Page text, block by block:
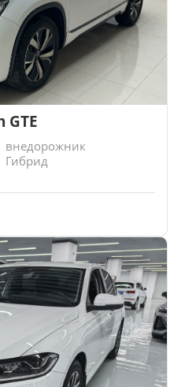
GTE
внедорожник
Гибрид